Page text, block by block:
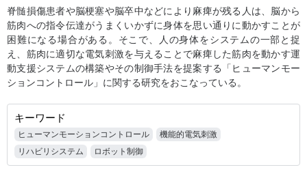
脊髄損傷患者や脳梗塞や脳卒中などにより麻痺が残る人は、脳から
筋肉への指令伝達がうまくいかずに身体を思い通りに動かすことが
困難になる場合がある。そこで、人の身体をシステムの一部と捉
え、筋肉に適切な電気刺激を与えることで麻痺した筋肉を動かす運
動支援システムの構築やその制御手法を提案する「ヒューマンモー
ションコントロール」に関する研究をおこなっている。
キーワード
ヒューマンモーションコントロール
機能的電気刺激
リハビリシステム
ロボット制御